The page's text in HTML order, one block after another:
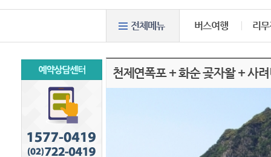
버스여행 리
천제연폭포 + 화순 곶자왈 + 사